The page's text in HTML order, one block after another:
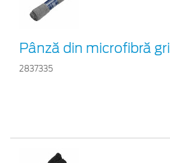
Pânză din microfibră gri
2837335